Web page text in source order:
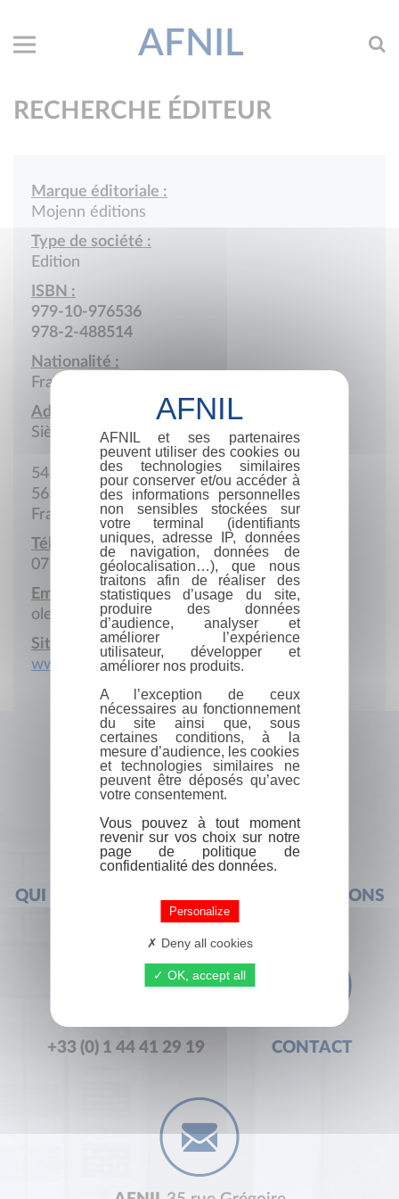
AFNIL
RECHERCHE ÉDITEUR
Marque éditoriale :
Mojenn éditions
Type de société :
Edition
ISBN :
979-10-976536
978-2-488514
Nationalité :
France
Adresse :
Siège social
54 Rue des Lavoirs
56570 Locmiquélic
France
Téléphone portable :
07 64 81 73 28
Email :
olegal@mojenn-editions.com
Site Internet :
www.mojenn-editions.com
QUI SOMMES-NOUS ? FOIRE AUX QUESTIONS
+33 (0) 1 44 41 29 19 CONTACT
AFNIL et ses partenaires
peuvent utiliser des cookies ou
des technologies similaires
pour conserver et/ou accéder à
des informations personnelles
non sensibles stockées sur
votre terminal (identifiants
uniques, adresse IP, données
de navigation, données de
géolocalisation…), que nous
traitons afin de réaliser des
statistiques d’usage du site,
produire des données
d’audience, analyser et
améliorer l’expérience
utilisateur, développer et
améliorer nos produits.
A l’exception de ceux
nécessaires au fonctionnement
du site ainsi que, sous
certaines conditions, à la
mesure d’audience, les cookies
et technologies similaires ne
peuvent être déposés qu’avec
votre consentement.
Vous pouvez à tout moment
revenir sur vos choix sur notre
page de politique de
confidentialité des données.
Personalize
Deny all cookies
OK, accept all